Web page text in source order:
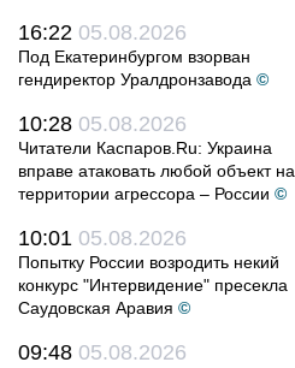
16:22 05.08.2026
Под Екатеринбургом взорван
гендиректор Уралдронзавода ©
10:28 05.08.2026
Читатели Каспаров.Ru: Украина
вправе атаковать любой объект на
территории агрессора – России ©
10:01 05.08.2026
Попытку России возродить некий
конкурс "Интервидение" пресекла
Саудовская Аравия ©
09:48 05.08.2026